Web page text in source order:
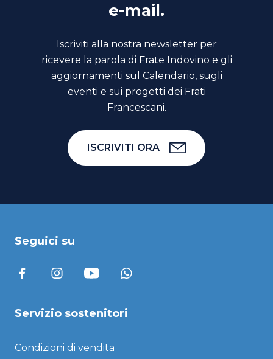
e-mail.
Iscriviti alla nostra newsletter per
ricevere la parola di Frate Indovino e gli
aggiornamenti sul Calendario, sugli
eventi e sui progetti dei Frati
Francescani.
ISCRIVITI ORA
Seguici su
Servizio sostenitori
Condizioni di vendita